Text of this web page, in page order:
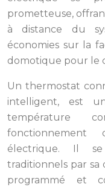
prometteuse,
à distance du
économies sur la
domotique pour le
Un thermostat
intelligent, est
température
électrique. Il
traditionnels par sa
programmé et